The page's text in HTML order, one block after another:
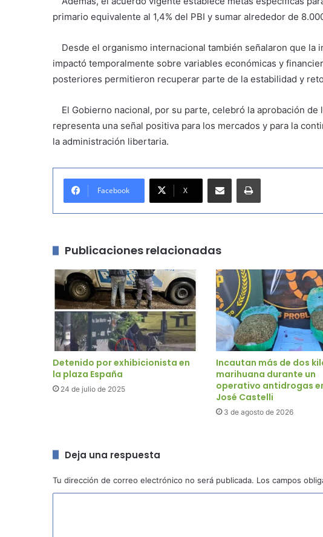
primario equivalente al 1,4% del PBI y sumar alrededor de
Desde el organismo internacional también señalaron que la
impactó temporalmente sobre variables económicas y
posteriores permitieron recuperar parte de la estabilidad y
El Gobierno nacional, por su parte, celebró la aprobación
representa una señal positiva para los mercados y para la
la administración libertaria.
Facebook X
Publicaciones relacionadas
Detenido por exhibicionista en
la plaza España
24 de julio de 2025
Incautan más de dos
marihuana durante un
operativo antidrogas
José Castelli
3 de agosto de 2026
Deja una respuesta
Tu dirección de correo electrónico no será publicada. Los campos